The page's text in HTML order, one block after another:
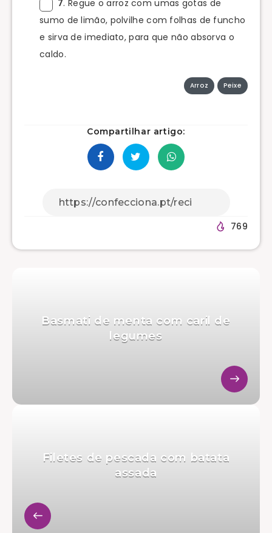
7. Regue o arroz com umas gotas de
sumo de limão, polvilhe com folhas de funcho
e sirva de imediato, para que não absorva o
caldo.
Arroz Peixe
Compartilhar artigo:
769
Basmati de menta com caril de
legumes
Filetes de pescada com batata
assada